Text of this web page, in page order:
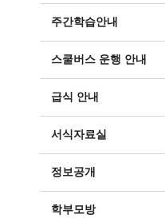
주간학습안내
스쿨버스 운행 안내
급식 안내
서식자료실
정보공개
학부모방